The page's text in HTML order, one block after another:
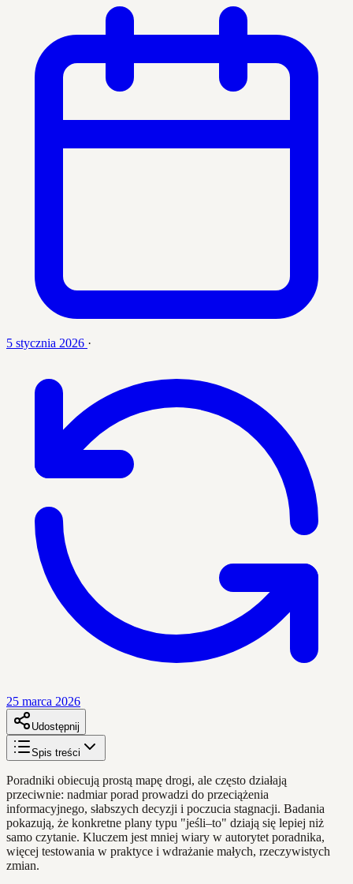
5 stycznia 2026 ·
25 marca 2026
Udostępnij
Spis treści
Poradniki obiecują prostą mapę drogi, ale często działają
przeciwnie: nadmiar porad prowadzi do przeciążenia
informacyjnego, słabszych decyzji i poczucia stagnacji. Badania
pokazują, że konkretne plany typu "jeśli–to" dziają się lepiej niż
samo czytanie. Kluczem jest mniej wiary w autorytet poradnika,
więcej testowania w praktyce i wdrażanie małych, rzeczywistych
zmian.